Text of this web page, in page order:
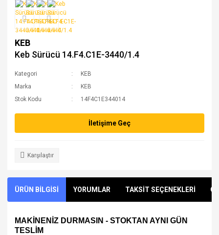
KEB
Keb Sürücü 14.F4.C1E-3440/1.4
Kategori
KEB
Marka
KEB
Stok Kodu
14F4C1E344014
İletişime Geç
Karşılaştır
ÜRÜN BİLGİSİ YORUMLAR TAKSİT SEÇENEKLERİ
MAKİNENİZ DURMASIN - STOKTAN AYNI GÜN
TESLİM